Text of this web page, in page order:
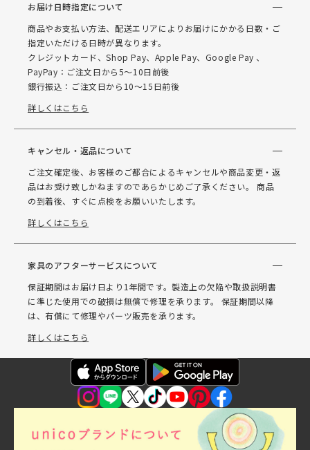
お届け日時指定について
商品やお支払い方法、配送エリアによりお届けにかかる日数・ご
指定いただける日時が異なります。
クレジットカード、Shop Pay、Apple Pay、Google Pay 、
PayPay：ご注文日から5～10日前後
銀行振込：ご注文日から10～15日前後
詳しくはこちら
キャンセル・返品について
ご注文確定後、お客様のご都合によるキャンセルや商品変更・返
品はお受け致しかねますのであらかじめご了承ください。 商品
の到着後、すぐに点検をお願いいたします。
詳しくはこちら
家具のアフターサービスについて
保証期間はお届け日より1年間です。製造上の欠陥や取扱説明書
に準じた使用での破損は無償で修理を承ります。 保証期間以降
は、有償にて修理やパーツ販売を承ります。
詳しくはこちら